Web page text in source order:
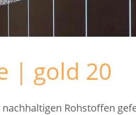
| gold 20
Rohstoffen